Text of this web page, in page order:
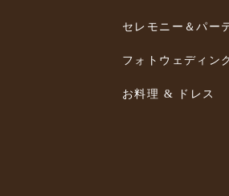
セレモニー＆パー
フォトウェディン
お料理 & ドレス